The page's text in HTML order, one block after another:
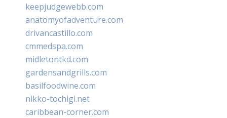
keepjudgewebb.com
anatomyofadventure.com
drivancastillo.com
cmmedspa.com
midletontkd.com
gardensandgrills.com
basilfoodwine.com
nikko-tochigi.net
caribbean-corner.com